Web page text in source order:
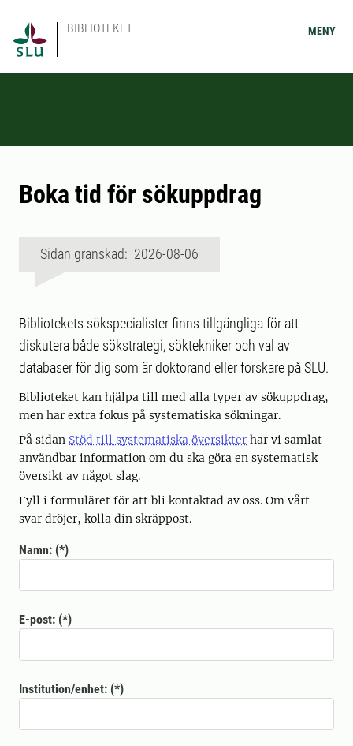
BIBLIOTEKET MENY
Boka tid för sökuppdrag
Sidan granskad: 2026-08-06
Bibliotekets sökspecialister finns tillgängliga för att
diskutera både sökstrategi, söktekniker och val av
databaser för dig som är doktorand eller forskare på SLU.
Biblioteket kan hjälpa till med alla typer av sökuppdrag,
men har extra fokus på systematiska sökningar.
På sidan Stöd till systematiska översikter har vi samlat
användbar information om du ska göra en systematisk
översikt av något slag.
Fyll i formuläret för att bli kontaktad av oss. Om vårt
svar dröjer, kolla din skräppost.
Namn:
E-post:
Institution/enhet: